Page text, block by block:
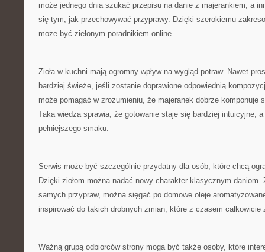
może jednego dnia szukać przepisu na danie z majerankiem, a
się tym, jak przechowywać przyprawy. Dzięki szerokiemu
może być zielonym poradnikiem online.
Zioła w kuchni mają ogromny wpływ na wygląd potraw. Nawet
bardziej świeże, jeśli zostanie doprawione odpowiednią
może pomagać w zrozumieniu, że majeranek dobrze komponuje
Taka wiedza sprawia, że gotowanie staje się bardziej intuicyjne, a
pełniejszego smaku.
Serwis może być szczególnie przydatny dla osób, które chcą
Dzięki ziołom można nadać nowy charakter klasycznym
samych przypraw, można sięgać po domowe oleje
inspirować do takich drobnych zmian, które z czasem całkowicie
Ważną grupą odbiorców strony mogą być także osoby, które